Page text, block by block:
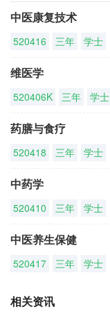
中医康复技术
520416 三年 学士
维医学
520406K 三年 学士
药膳与食疗
520418 三年 学士
中药学
520410 三年 学士
中医养生保健
520417 三年 学士
相关资讯